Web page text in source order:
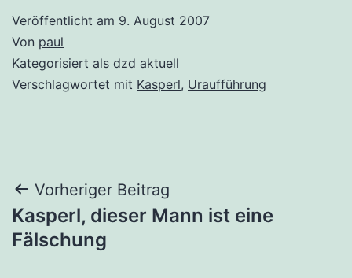
Veröffentlicht am 9. August 2007
Von paul
Kategorisiert als dzd aktuell
Verschlagwortet mit Kasperl, Uraufführung
Beitragsnavigation
Vorheriger Beitrag
Kasperl, dieser Mann ist eine
Fälschung